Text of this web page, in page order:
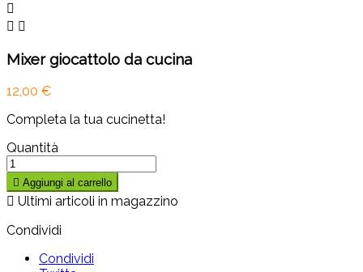

 
Mixer giocattolo da cucina
12,00 €
Completa la tua cucinetta!
Quantità
 Aggiungi al carrello
 Ultimi articoli in magazzino
Condividi
Condividi